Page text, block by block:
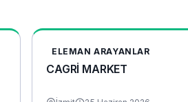
ELEMAN ARAYANLAR
CAGRİ MARKET